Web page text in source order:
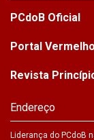
PCdoB Oficial
Portal Vermelho
Revista
Endereço
Liderança do PCdoB